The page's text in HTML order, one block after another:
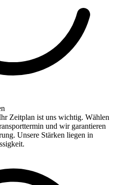
Zeitplan ist uns wichtig. Wählen
und wir garantieren
Unsere Stärken liegen in